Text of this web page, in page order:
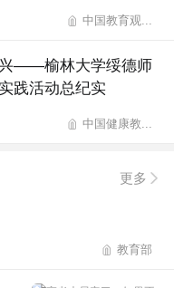
中国教育观...
兴——榆林大学绥德师
践活动总纪实
中国健康教...
更多
教育部